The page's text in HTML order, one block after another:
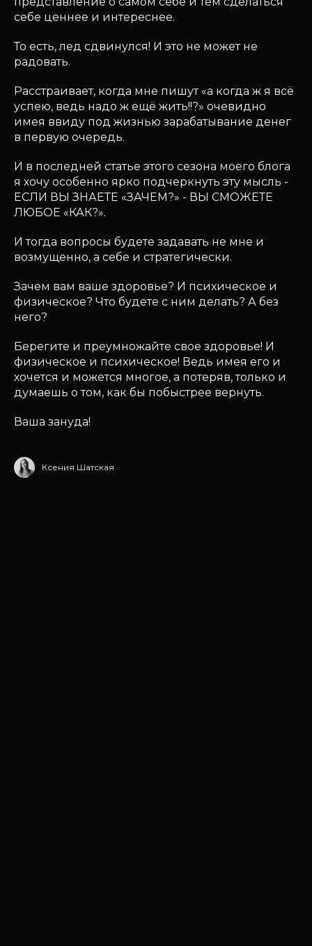
себе ценнее и интереснее.
То есть, лед сдвинулся! И это не может не
радовать.
Расстраивает, когда мне пишут «а когда ж я всё
успею, ведь надо ж ещё жить!!?» очевидно
имея ввиду под жизнью зарабатывание денег
в первую очередь.
И в последней статье этого сезона моего блога
я хочу особенно ярко подчеркнуть эту мысль -
ЕСЛИ ВЫ ЗНАЕТЕ «ЗАЧЕМ?» - ВЫ СМОЖЕТЕ
ЛЮБОЕ «КАК?».
И тогда вопросы будете задавать не мне и
возмущенно, а себе и стратегически.
Зачем вам ваше здоровье? И психическое и
физическое? Что будете с ним делать? А без
него?
Берегите и преумножайте свое здоровье! И
физическое и психическое! Ведь имея его и
хочется и можется многое, а потеряв, только и
думаешь о том, как бы побыстрее вернуть.
Ваша зануда!
Ксения Шатская